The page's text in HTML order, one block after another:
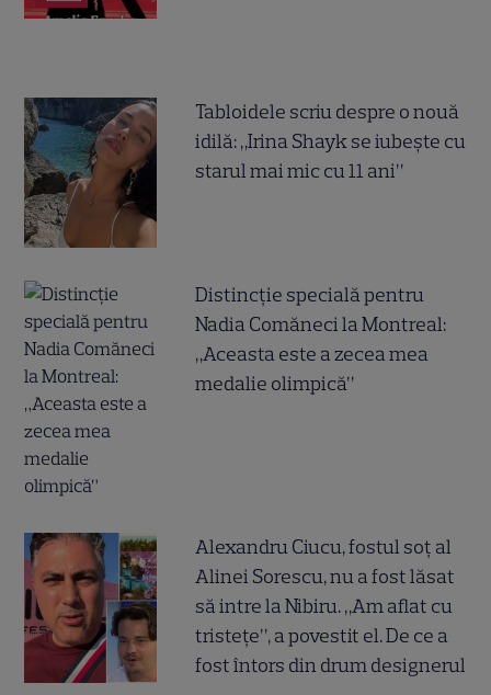
Tabloidele scriu despre o nouă
idilă: „Irina Shayk se iubește cu
starul mai mic cu 11 ani”
Distincție specială pentru
Nadia Comăneci la Montreal:
„Aceasta este a zecea mea
medalie olimpică”
Alexandru Ciucu, fostul soț al
Alinei Sorescu, nu a fost lăsat
să intre la Nibiru. „Am aflat cu
tristețe”, a povestit el. De ce a
fost întors din drum designerul